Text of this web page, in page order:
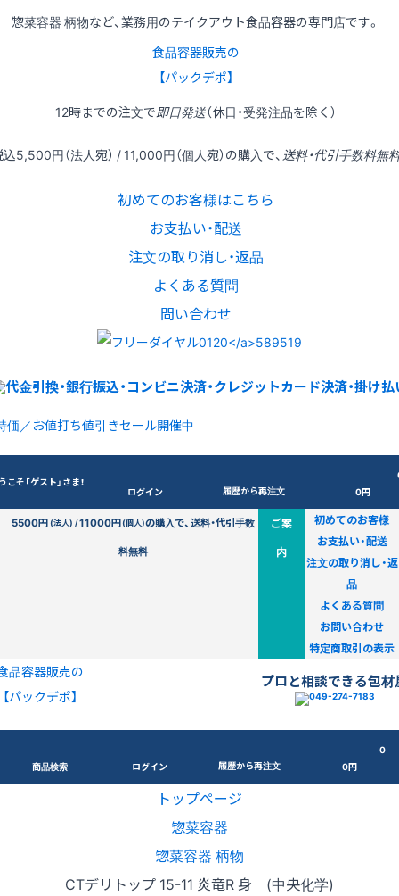
惣菜容器 柄物など、業務用のテイクアウト食品容器の専門店です。
食品容器販売の
【パックデポ】
12時までの注文で即日発送（休日・受発注品を除く）
込5,500円（法人宛） / 11,000円（個人宛）の購入で、 送料・代引手数料無
初めてのお客様はこちら
お支払い・配送
注文の取り消し・返品
よくある質問
問い合わせ
価／お値打ち値引きセール開催中
こそ「ゲスト」さま！
ログイン 履歴から再注文
0円
5500円(法人) /11000円(個人)の購入で、送料・代引手数
料無料
ご案
内
初めてのお客様
お支払い・配送
注文の取り消し・返
品
よくある質問
お問い合わせ
特定商取引の表示
品容器販売の
【パックデポ】
プロと相談できる包材
商品検索 ログイン 履歴から再注文
0
0円
トップページ
惣菜容器
惣菜容器 柄物
CTデリトップ 15-11 炎竜R 身 (中央化学)